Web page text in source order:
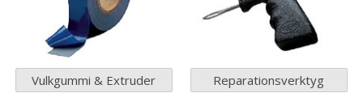
Vulkgummi & Extruder Reparationsverktyg